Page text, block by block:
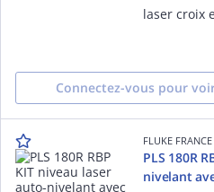
Connectez-vous pour
FLUKE FRANCE
PLS 180R
nivelant